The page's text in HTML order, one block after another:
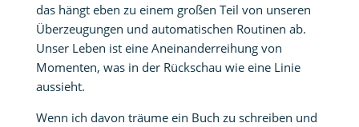
das hängt eben zu einem großen Teil von unseren
Überzeugungen und automatischen Routinen ab.
Unser Leben ist eine Aneinanderreihung von
Momenten, was in der Rückschau wie eine Linie
aussieht.
Wenn ich davon träume ein Buch zu schreiben und